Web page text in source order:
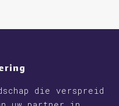
die verspreid